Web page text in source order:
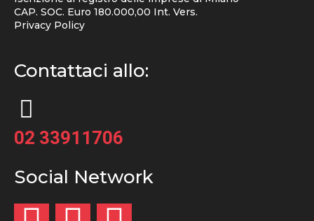
CAP. SOC. Euro 180.000,00 Int. Vers.
Privacy Policy
Contattaci allo:
02 33911706
Social Network